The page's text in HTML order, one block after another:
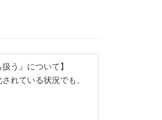
う』について】
れている状況でも、